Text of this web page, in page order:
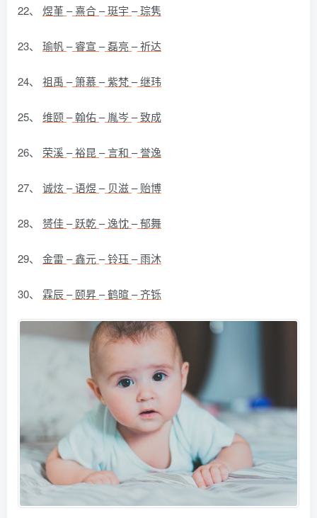
22、 煜堇 –熹合–珽宇 –琮隽
23、 瑜帆–睿宣 –磊亮 –祈达
24、 祖禹 –箫慕–紫梵–继玮
25、 维颐–翰佑–胤岑–致成
26、 荣溪–裕昆–言和 –誉逸
27、 诚炫–语煜 –贝滋–贻博
28、 赟佳 –跃乾–逸忱–郁舞
29、 金雷 –鑫元–铃珏 –雨沐
30、 霖辰–颐昇–鹤暄–齐铄